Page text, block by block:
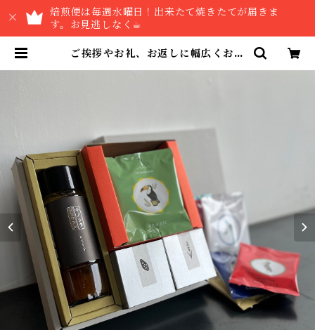
焙煎便は毎週水曜日！出来たて焼きたてが届きま
す。お見逃しなく☕︎
ご挨拶やお礼、お返しに幅広くお選